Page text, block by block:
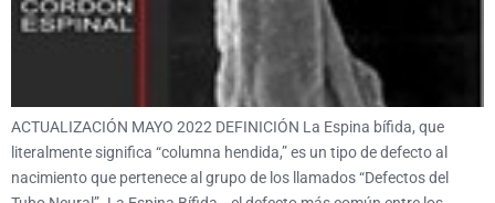
ACTUALIZACIÓN MAYO 2022 DEFINICIÓN La Espina bífida, que
literalmente significa “columna hendida,” es un tipo de defecto al
nacimiento que pertenece al grupo de los llamados “Defectos del